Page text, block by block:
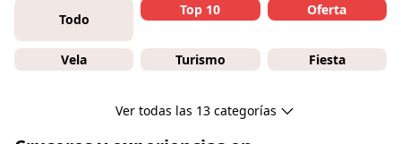
Todo
Top 10 Oferta
Vela Turismo Fiesta
Ver todas las 13 categorías